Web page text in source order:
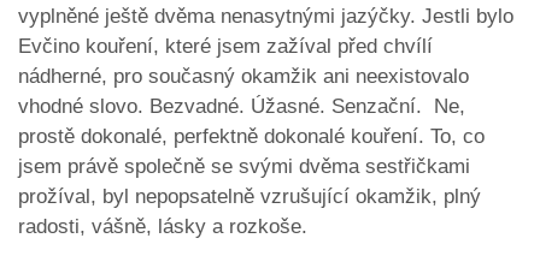
vyplněné ještě dvěma nenasytnými jazýčky. Jestli bylo
Evčino kouření, které jsem zažíval před chvílí
nádherné, pro současný okamžik ani neexistovalo
vhodné slovo. Bezvadné. Úžasné. Senzační. Ne,
prostě dokonalé, perfektně dokonalé kouření. To, co
jsem právě společně se svými dvěma sestřičkami
prožíval, byl nepopsatelně vzrušující okamžik, plný
radosti, vášně, lásky a rozkoše.